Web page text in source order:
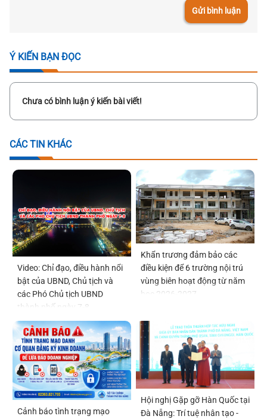
Gửi bình luận
Ý KIẾN BẠN ĐỌC
Chưa có bình luận ý kiến bài viết!
CÁC TIN KHÁC
Video: Chỉ đạo, điều hành nổi
bật của UBND, Chủ tịch và
các Phó Chủ tịch UBND
thành phố ngày 7-8
Khẩn trương đảm bảo các
điều kiện để 6 trường nội trú
vùng biên hoạt động từ năm
học 2026-2027
Cảnh báo tình trạng mạo
Hội nghị Gặp gỡ Hàn Quốc tại
Đà Nẵng: Trí tuệ nhân tạo -